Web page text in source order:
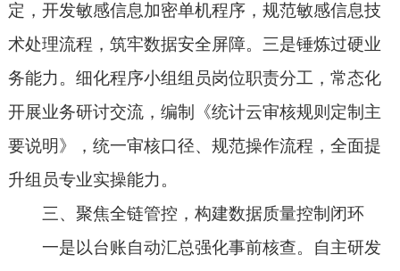
定，开发敏感信息加密单机程序，规范敏感信息技
术处理流程，筑牢数据安全屏障。三是锤炼过硬业
务能力。细化程序小组组员岗位职责分工，常态化
开展业务研讨交流，编制《统计云审核规则定制主
要说明》，统一审核口径、规范操作流程，全面提
升组员专业实操能力。
三、聚焦全链管控，构建数据质量控制闭环
一是以台账自动汇总强化事前核查。自主研发